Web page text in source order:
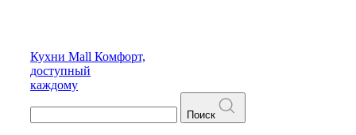
Кухни Mall Комфорт,
доступный
каждому
Поиск